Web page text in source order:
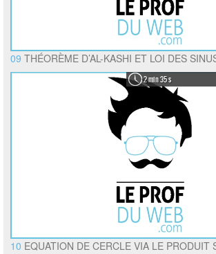
09 THÉORÈME D’AL-KASHI ET LOI DES
2 min 35 s
10 EQUATION DE CERCLE VIA LE PRODUIT